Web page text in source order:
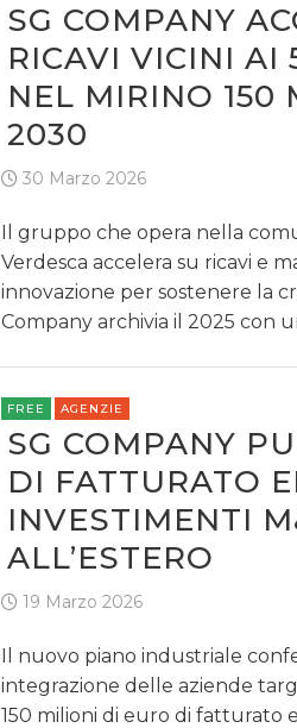
SG COMPANY
RICAVI VICINI AI
NEL MIRINO 150
2030
30 Marzo 2026
Il gruppo che opera nella
Verdesca accelera su ricavi e
innovazione per sostenere la
Company archivia il 2025 con
FREE AGENZIE
SG COMPANY
DI FATTURATO
INVESTIMENTI
ALL’ESTERO
19 Marzo 2026
Il nuovo piano industriale
integrazione delle aziende
150 milioni di euro di fatturato